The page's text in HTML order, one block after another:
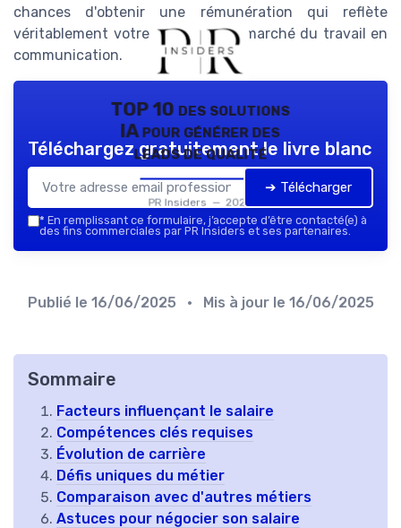
chances d'obtenir une rémunération qui reflète
véritablement votre valeur sur le marché du travail en
communication.
TOP 10 des solutions
IA pour générer des
leads de qualité
PR Insiders — 2026
Téléchargez gratuitement le livre blanc
➔ Télécharger
* En remplissant ce formulaire, j’accepte d’être contacté(e) à
des fins commerciales par PR Insiders et ses partenaires.
Publié le 16/06/2025 • Mis à jour le 16/06/2025
Sommaire
Facteurs influençant le salaire
Compétences clés requises
Évolution de carrière
Défis uniques du métier
Comparaison avec d'autres métiers
Astuces pour négocier son salaire